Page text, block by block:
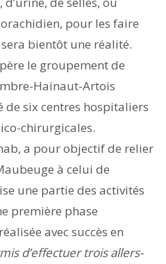
pour les faire
bientôt une réalité.
le groupement de
Hainaut-Artois
de six centres hospitaliers
chirurgicales.
a pour objectif de relier
à celui de
une partie des activités
première phase
avec succès en
d’effectuer trois allers-